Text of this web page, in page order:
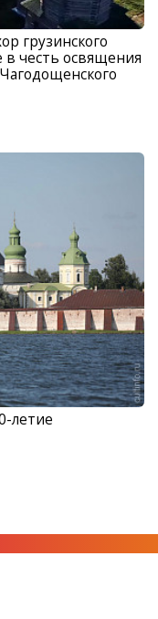
грузинского
в честь освящения
летие